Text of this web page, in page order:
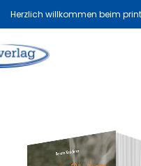
Herzlich willkommen beim